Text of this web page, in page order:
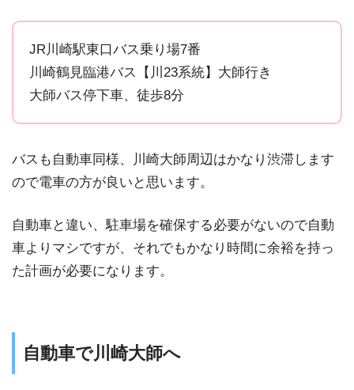
JR川崎駅東口バス乗り場7番
川崎鶴見臨港バス【川23系統】大師行き
大師バス停下車、徒歩8分
バスも自動車同様、川崎大師周辺はかなり渋滞します
ので電車の方が良いと思います。
自動車と違い、駐車場を確保する必要がないので自動
車よりマシですが、それでもかなり時間に余裕を持っ
た計画が必要になります。
自動車で川崎大師へ